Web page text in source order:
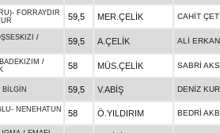
- FORRAYDIR
59,5 MER.ÇELİK CAHİT
/
59,5 A.ÇELİK ALİ
BADEKIZIM /
58 MÜS.ÇELİK SABRİ
BİLGİN 59,5 V.ABİŞ DENİZ
- NENEHATUN
58 Ö.YILDIRIM BEDRİ